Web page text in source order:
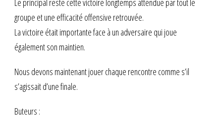
Le principal reste cette victoire longtemps attendue par tout le
groupe et une efficacité offensive retrouvée.
La victoire était importante face à un adversaire qui joue
également son maintien.
Nous devons maintenant jouer chaque rencontre comme s’il
s’agissait d’une finale.
Buteurs :